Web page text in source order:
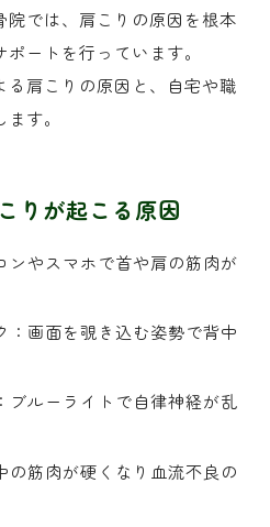
では、肩こりの原因を根本
ートを行っています。
肩こりの原因と、自宅や職
す。
りが起こる原因
ンやスマホで首や肩の筋肉が
：画面を覗き込む姿勢で背中
ブルーライトで自律神経が乱
の筋肉が硬くなり血流不良の